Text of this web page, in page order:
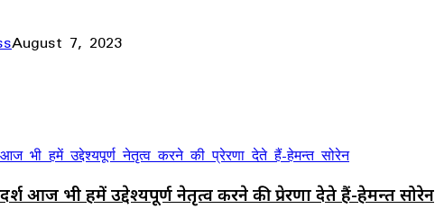
August 7, 2023
आज भी हमें उद्देश्यपूर्ण नेतृत्व करने की प्रेरणा देते हैं-हेमन्त सोरेन